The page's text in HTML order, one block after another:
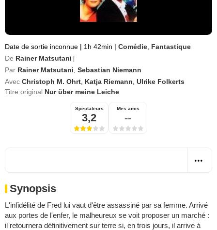
Date de sortie inconnue | 1h 42min | Comédie Fantastique
De Rainer Matsutani
Par Rainer Matsutani Sebastian Niemann
Avec Christoph M. Ohrt Katja Riemann Ulrike Folkerts
Titre original Nur über meine Leiche
Spectateurs
3,2
Mes amis
--
Synopsis
L'infidélité de Fred lui vaut d'être assassiné par sa femme. Arrivé
aux portes de l'enfer, le malheureux se voit proposer un marché :
il retournera définitivement sur terre si, en trois jours, il arrive à